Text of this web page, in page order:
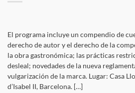
El programa incluye un compendio de
derecho de autor y el derecho de la
la obra gastronómica; las prácticas
desleal; novedades de la nueva
vulgarización de la marca. Lugar: Casa
d’Isabel II, Barcelona. […]